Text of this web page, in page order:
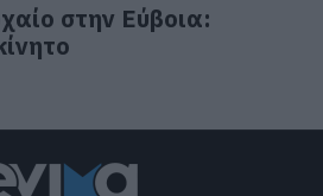
στην Εύβοια: